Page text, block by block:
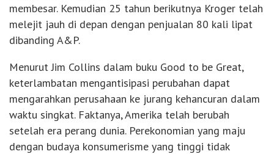
membesar. Kemudian 25 tahun berikutnya Kroger telah
melejit jauh di depan dengan penjualan 80 kali lipat
dibanding A&P.
Menurut Jim Collins dalam buku Good to be Great,
keterlambatan mengantisipasi perubahan dapat
mengarahkan perusahaan ke jurang kehancuran dalam
waktu singkat. Faktanya, Amerika telah berubah
setelah era perang dunia. Perekonomian yang maju
dengan budaya konsumerisme yang tinggi tidak